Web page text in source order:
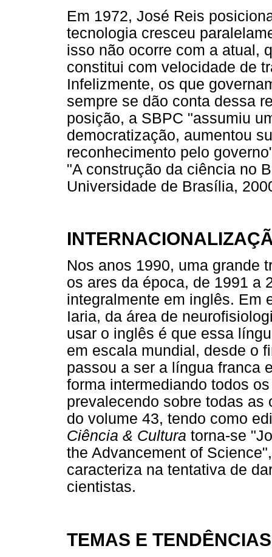
Em 1972, José Reis
tecnologia cresceu
isso não ocorre com a atual,
constitui com velocidade de
Infelizmente, os que
sempre se dão conta dessa
posição, a SBPC "assumiu
democratização, aumentou
reconhecimento pelo
"A construção da ciência no
Universidade de Brasília,
Nos anos 1990, uma grande
os ares da época, de 1991 a
integralmente em inglês. Em
Iaria, da área de
usar o inglês é que essa
em escala mundial, desde o
passou a ser a língua franca
forma intermediando todos
prevalecendo sobre todas
do volume 43, tendo como
Ciência & Cultura torna-se
the Advancement of
caracteriza na tentativa de
cientistas.
TEMAS E TENDÊNCIAS